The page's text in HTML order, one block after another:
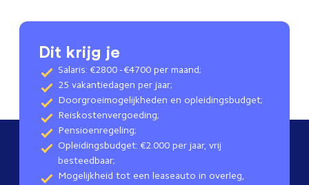
Dit krijg je
Salaris: €2800 - €4700 per maand;
25 vakantiedagen per jaar;
Doorgroeimogelijkheden en opleidingsbudget;
Reiskostenvergoeding;
Pensioenregeling;
Opleidingsbudget: €2.000 per jaar, vrij
besteedbaar;
Mogelijkheid tot een leaseauto in overleg,